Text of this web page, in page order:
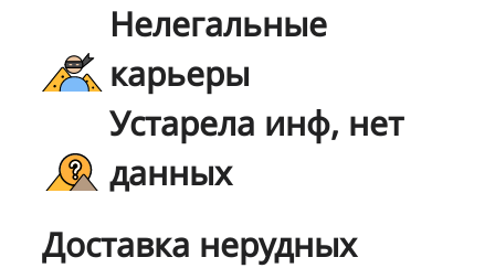
Нелегальные
карьеры
Устарела инф, нет
данных
Доставка нерудных